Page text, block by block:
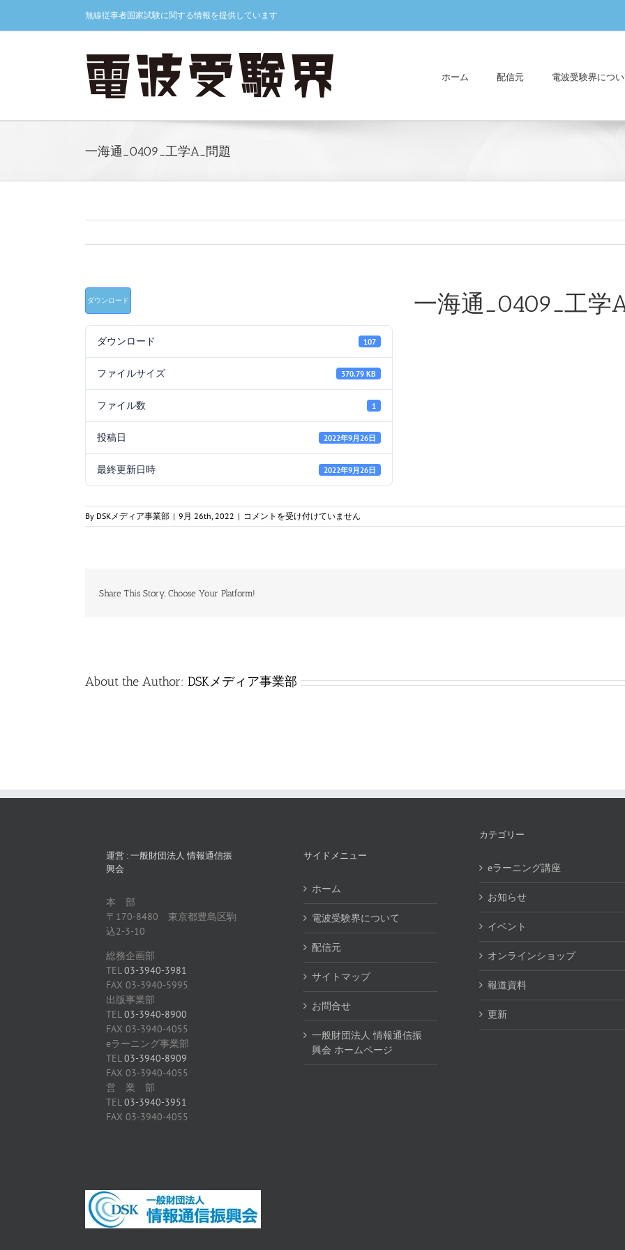
content
無線従事者国家試験に関する情報を提供しています
ホーム 配信元 電波受験界につ
一海通_0409_工学A_問題
ダウンロード
ダウンロード 107
ファイルサイズ 370.79 KB
ファイル数 1
投稿日 2022年9月26日
最終更新日時 2022年9月26日
一海通_0409_工学
By DSKメディア事業部 | 9月 26th, 2022 | 一
海
A_
コメントを受け付けていません
Share This Story, Choose Your Platform!
About the Author: DSKメディア事業部
運営 : 一般財団法人 情報通信振
興会
本 部
〒170-8480 東京都豊島区駒
込2-3-10
総務企画部
TEL03-3940-3981
FAX 03-3940-5995
出版事業部
TEL03-3940-8900
FAX 03-3940-4055
eラーニング事業部
TEL03-3940-8909
FAX 03-3940-4055
営 業 部
TEL03-3940-3951
FAX 03-3940-4055
サイドメニュー
ホーム
電波受験界について
配信元
サイトマップ
お問合せ
一般財団法人 情報通信振
興会 ホームページ
カテゴリー
eラーニング講座
お知らせ
イベント
オンラインショップ
報道資料
更新